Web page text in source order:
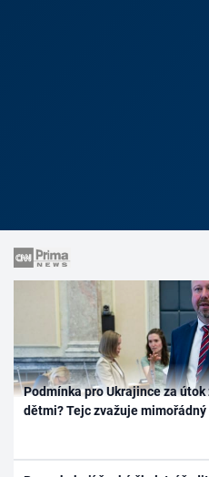
Podmínka pro Ukrajince za
dětmi? Tejc zvažuje mimořádný